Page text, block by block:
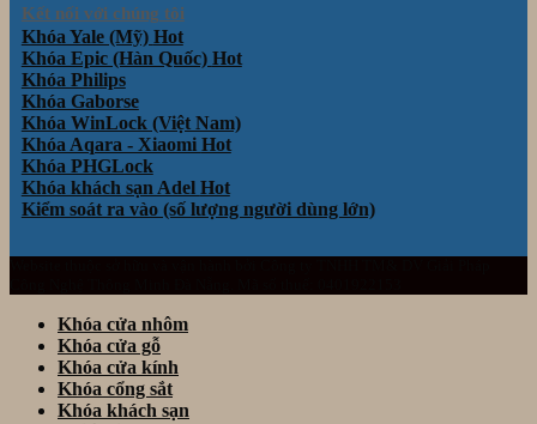
Kết nối với chúng tôi
Khóa Yale (Mỹ)
Khóa Epic (Hàn Quốc)
Khóa Philips
Khóa Gaborse
Khóa WinLock (Việt Nam)
Khóa Aqara - Xiaomi
Khóa PHGLock
Khóa khách sạn Adel
Kiểm soát ra vào (số lượng người dùng lớn)
Khóa cửa nhôm
Khóa cửa gỗ
Khóa cửa kính
Khóa cổng sắt
Khóa khách sạn